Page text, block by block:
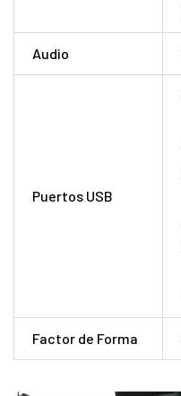
Audio
Puertos USB
Factor de Forma